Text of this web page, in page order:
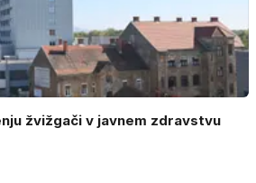
žvižgači v javnem zdravstvu